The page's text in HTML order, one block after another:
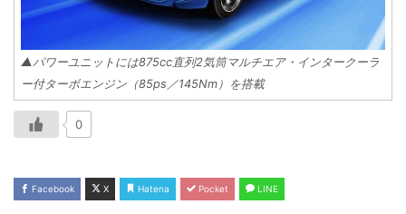
▲パワーユニットには875cc直列2気筒マルチエア・インタークーラ
ー付ターボエンジン（85ps／145Nm）を搭載
0
Facebook X Hatena Pocket LINE